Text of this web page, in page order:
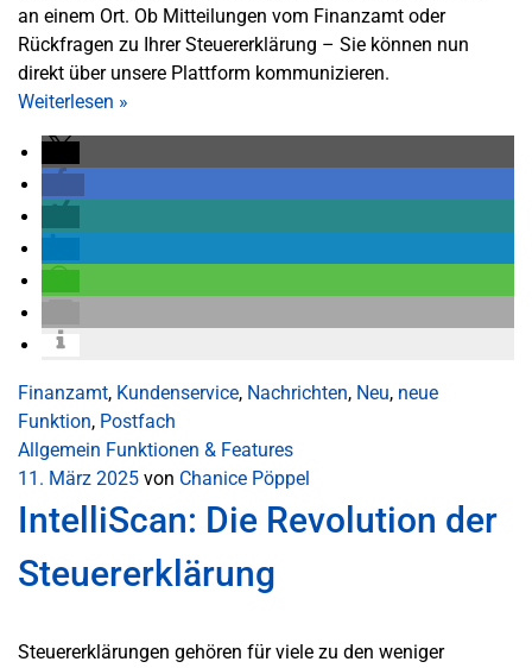
an einem Ort. Ob Mitteilungen vom Finanzamt oder
Rückfragen zu Ihrer Steuererklärung – Sie können nun
direkt über unsere Plattform kommunizieren.
Weiterlesen »
Finanzamt, Kundenservice, Nachrichten, Neu, neue
Funktion, Postfach
Allgemein Funktionen & Features
11. März 2025 von Chanice Pöppel
IntelliScan: Die Revolution der
Steuererklärung
Steuererklärungen gehören für viele zu den weniger